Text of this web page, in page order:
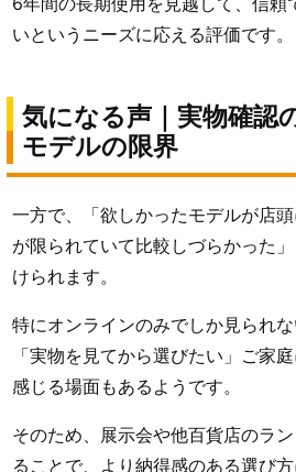
いというニーズに応える評価です。
気になる声｜実物確認
モデルの限界
一方で、「欲しかったモデルが店
が限られていて比較しづらかった
けられます。
特にオンラインのみでしか見られな
「実物を見てから選びたい」ご家
感じる場面もあるようです。
そのため、展示会や他百貨店のラ
ることで、より納得感のある選び